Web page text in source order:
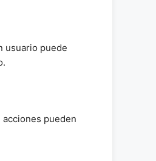
usuario puede
pueden